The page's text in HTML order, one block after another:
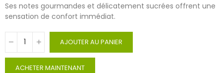
Ses notes gourmandes et délicatement sucrées offrent une
sensation de confort immédiat.
AJOUTER AU PANIER
ACHETER MAINTENANT